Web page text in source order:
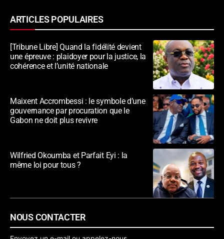
ARTICLES POPULAIRES
[Tribune Libre] Quand la fidélité devient
une épreuve : plaidoyer pour la justice, la
cohérence et l’unité nationale
Maixent Accrombessi : le symbole d’une
gouvernance par procuration que le
Gabon ne doit plus revivre
Wilfried Okoumba et Parfait Eyi : la
même loi pour tous ?
NOUS CONTACTER